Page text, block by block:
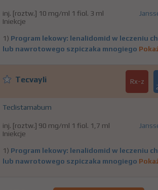
inj. [roztw.] 10 mg/ml 1 fiol. 3 ml
Iniekcje
1) Program lekowy: lenalidomid w leczeniu
lub nawrotowego szpiczaka mnogiego
Tecvayli Rx-z
Teclistamabum
inj. [roztw.] 90 mg/ml 1 fiol. 1,7 ml
Iniekcje
1) Program lekowy: lenalidomid w leczeniu
lub nawrotowego szpiczaka mnogiego